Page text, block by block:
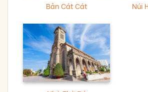
Bản Cát Cát Núi